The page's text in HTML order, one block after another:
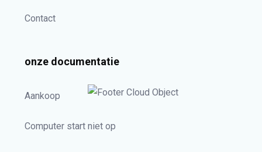
Contact
onze documentatie
Aankoop
Computer start niet op